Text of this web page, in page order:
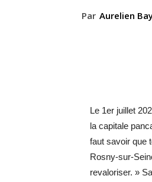
Par Aurelien
Le 1er juillet
la capitale
faut savoir que
Rosny-sur-
revaloriser. »